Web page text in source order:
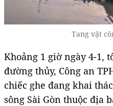
Tang vật
Khoảng 1 giờ ngày 4-1,
đường thủy, Công an
chiếc ghe đang khai
sông Sài Gòn thuộc địa